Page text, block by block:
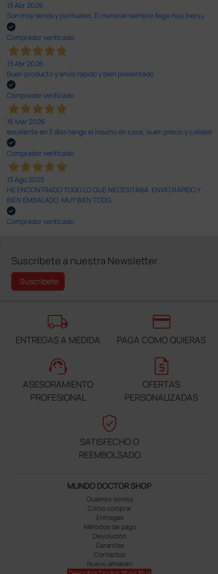
13 Abr 2026
Son muy serios y puntuales. El material siempre llega muy bien¡¡¡
Comprador verificado
13 Abr 2026
Buen producto y envío rápido y bien presentado
Comprador verificado
16 Mar 2026
excelente en 3 días tengo el insumo en casa, buen precio y calidad
Comprador verificado
13 Ago 2025
HE ENCONTRADO TODO LO QUE NECESITABA. ENVÍO RÁPIDO Y
BIEN EMBALADO. MUY BIEN TODO.
Comprador verificado
;
Suscríbete a nuestra Newsletter
Suscríbete
local_shipping
ENTREGAS A MEDIDA
credit_card
PAGA COMO QUIERAS
support_agent
ASESORAMIENTO
PROFESIONAL
request_quote
OFERTAS
PERSONALIZADAS
verified_user
SATISFECHO O
REEMBOLSADO
MUNDO DOCTOR SHOP
Quiénes somos
Cómo comprar
Entregas
Métodos de pago
Devolución
Garantías
Contactos
Nuevo almacén